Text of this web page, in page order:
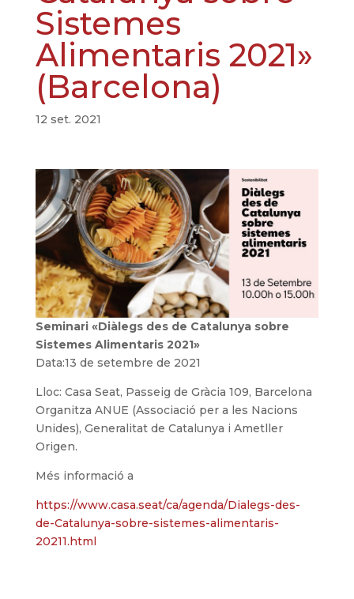
Sistemes
Alimentaris 2021»
(Barcelona)
12 set. 2021
Seminari «Diàlegs des de Catalunya sobre
Sistemes Alimentaris 2021»
Data:13 de setembre de 2021
Lloc: Casa Seat, Passeig de Gràcia 109, Barcelona
Organitza ANUE (Associació per a les Nacions
Unides), Generalitat de Catalunya i Ametller
Origen.
Més informació a
https://www.casa.seat/ca/agenda/Dialegs-des-
de-Catalunya-sobre-sistemes-alimentaris-
20211.html